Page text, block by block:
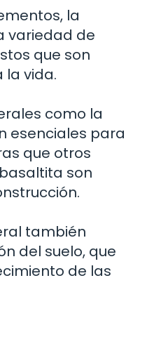
la
variedad de
que son
vida.
como la
esenciales para
que otros
son
también
del suelo, que
de las